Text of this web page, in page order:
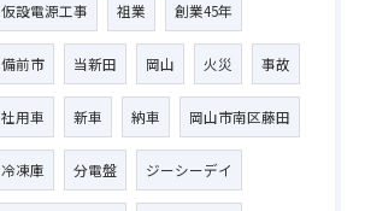
仮設電源工事 祖業 創業45年
備前市 当新田 岡山 火災 事故
社用車 新車 納車 岡山市南区藤田
冷凍庫 分電盤 ジーシーデイ